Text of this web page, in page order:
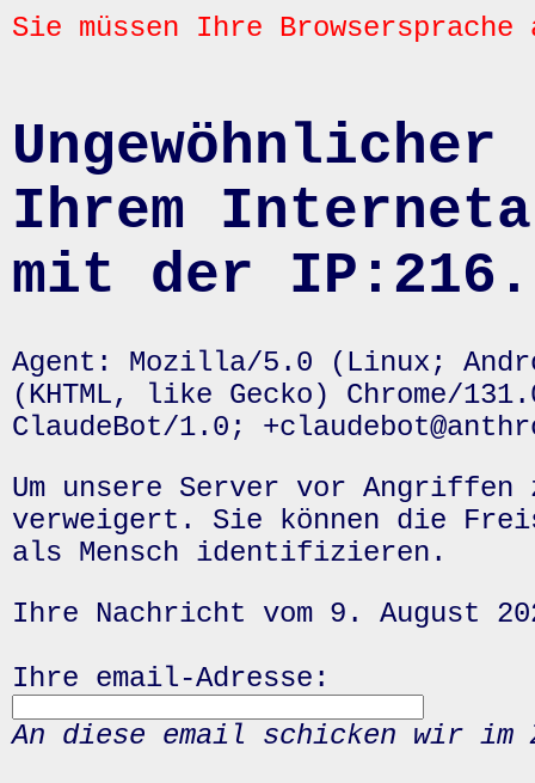
Sie müssen Ihre
Ihrem
mit der
Agent: Mozilla/5.0 (Linux;
(KHTML, like Gecko) Chrome/
ClaudeBot/1.0;
Um unsere Server vor
verweigert. Sie können die
als Mensch identifizieren.
Ihre Nachricht vom 9. August
Ihre email-Adresse:
An diese email schicken wir